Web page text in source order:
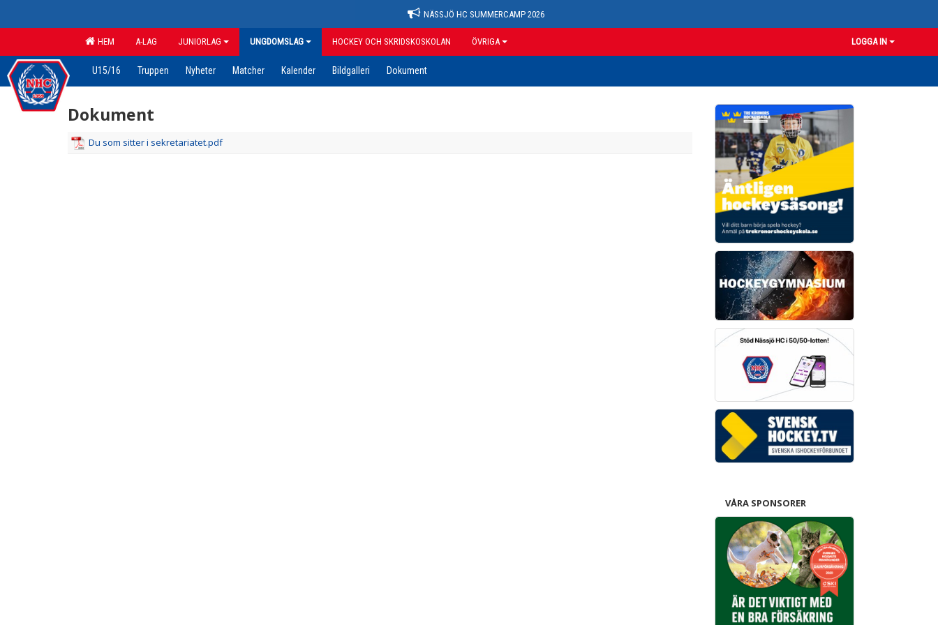
NÄSSJÖ HC SUMMERCAMP 2026
HEM A-LAG JUNIORLAG UNGDOMSLAG HOCKEY OCH SKRIDSKOSKOLAN ÖVRIGA LOGGA IN
U15/16 Truppen Nyheter Matcher Kalender Bildgalleri Dokument
Dokument
Du som sitter i sekretariatet.pdf
VÅRA SPONSORER